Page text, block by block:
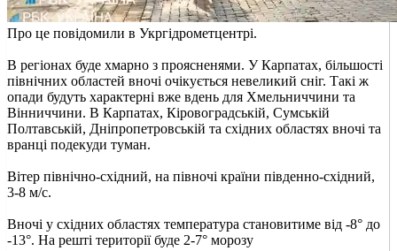
Про це повідомили в Укргідрометцентрі.
В регіонах буде хмарно з проясненями. У Карпатах, більшості
північних областей вночі очікується невеликий сніг. Такі ж
опади будуть характерні вже вдень для Хмельниччини та
Вінниччини. В Карпатах, Кіровоградській, Сумській
Полтавській, Дніпропетровській та східних областях вночі та
вранці подекуди туман.
Вітер північно-східний, на півночі країни південно-східний,
3-8 м/с.
Вночі у східних областях температура становитиме від -8° до
-13°. На решті території буде 2-7° морозу